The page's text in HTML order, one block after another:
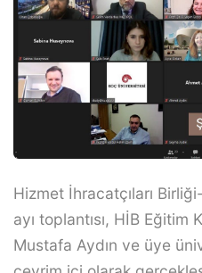
Hizmet İhracatçıları
ayı toplantısı, HİB Eğitim
Mustafa Aydın ve üye